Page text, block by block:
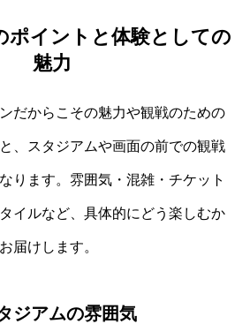
ポイントと体験としての
魅力
だからこその魅力や観戦のための
、スタジアムや画面の前での観戦
ります。雰囲気・混雑・チケット
イルなど、具体的にどう楽しむか
届けします。
ジアムの雰囲気